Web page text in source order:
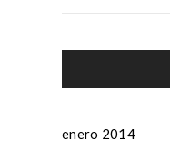
enero 2014